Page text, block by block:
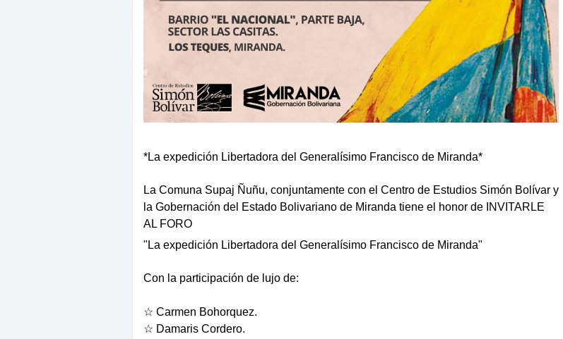
*La expedición Libertadora del Generalísimo Francisco de Miranda*
La Comuna Supaj Ñuñu, conjuntamente con el Centro de Estudios Simón Bolívar y
la Gobernación del Estado Bolivariano de Miranda tiene el honor de INVITARLE
AL FORO
"La expedición Libertadora del Generalísimo Francisco de Miranda"
Con la participación de lujo de:
☆ Carmen Bohorquez.
☆ Damaris Cordero.